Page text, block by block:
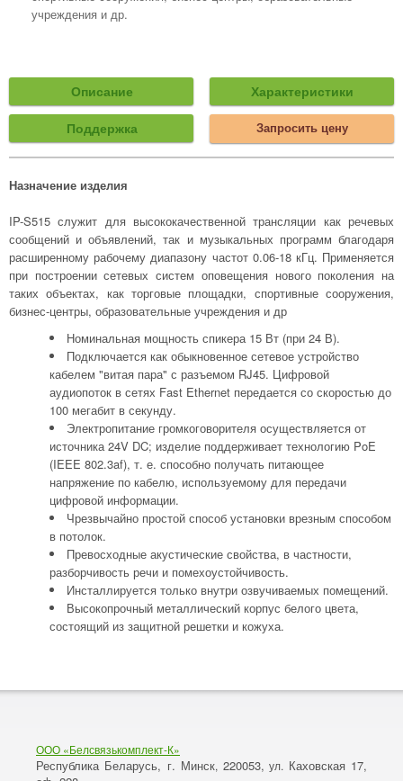
учреждения и др.
Описание Характеристики
Поддержка Запросить цену
Назначение изделия
IP-S515 служит для высококачественной трансляции как речевых
сообщений и объявлений, так и музыкальных программ благодаря
расширенному рабочему диапазону частот 0.06-18 кГц. Применяется
при построении сетевых систем оповещения нового поколения на
таких объектах, как торговые площадки, спортивные сооружения,
бизнес-центры, образовательные учреждения и др
Номинальная мощность спикера 15 Вт (при 24 В).
Подключается как обыкновенное сетевое устройство
кабелем "витая пара" с разъемом RJ45. Цифровой
аудиопоток в сетях Fast Ethernet передается со скоростью до
100 мегабит в секунду.
Электропитание громкоговорителя осуществляется от
источника 24V DC; изделие поддерживает технологию PoE
(IEEE 802.3af), т. е. способно получать питающее
напряжение по кабелю, используемому для передачи
цифровой информации.
Чрезвычайно простой способ установки врезным способом
в потолок.
Превосходные акустические свойства, в частности,
разборчивость речи и помехоустойчивость.
Инсталлируется только внутри озвучиваемых помещений.
Высокопрочный металлический корпус белого цвета,
состоящий из защитной решетки и кожуха.
ООО «Белсвязькомплект-К»
Республика Беларусь, г. Минск, 220053, ул. Каховская 17,